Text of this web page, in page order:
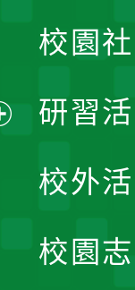
校園
研習
校外
校園